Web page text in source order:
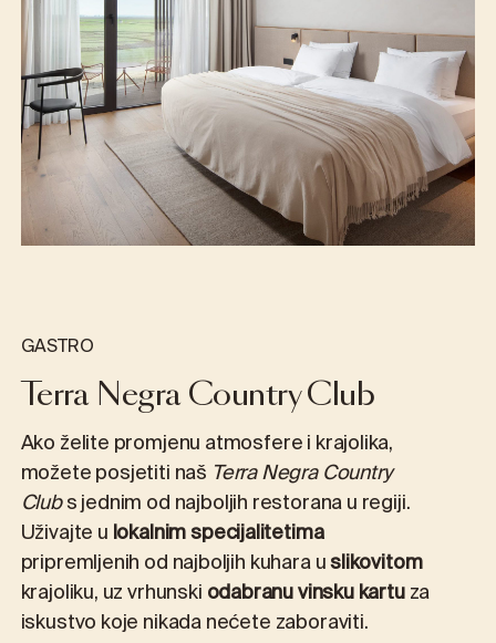
GASTRO
Terra Negra Country Club
Ako želite promjenu atmosfere i krajolika,
možete posjetiti naš Terra Negra Country
Clubs jednim od najboljih restorana u regiji.
Uživajte ulokalnim specijalitetima
pripremljenih od najboljih kuhara uslikovitom
krajoliku, uz vrhunskiodabranu vinsku kartuza
iskustvo koje nikada nećete zaboraviti.